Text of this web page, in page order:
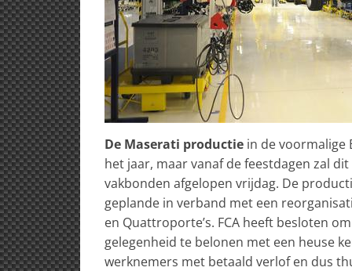
De Maserati productie in de voormalige
het jaar, maar vanaf de feestdagen zal
vakbonden afgelopen vrijdag. De
geplande in verband met een
en Quattroporte’s. FCA heeft besloten
gelegenheid te belonen met een heuse
werknemers met betaald verlof en dus